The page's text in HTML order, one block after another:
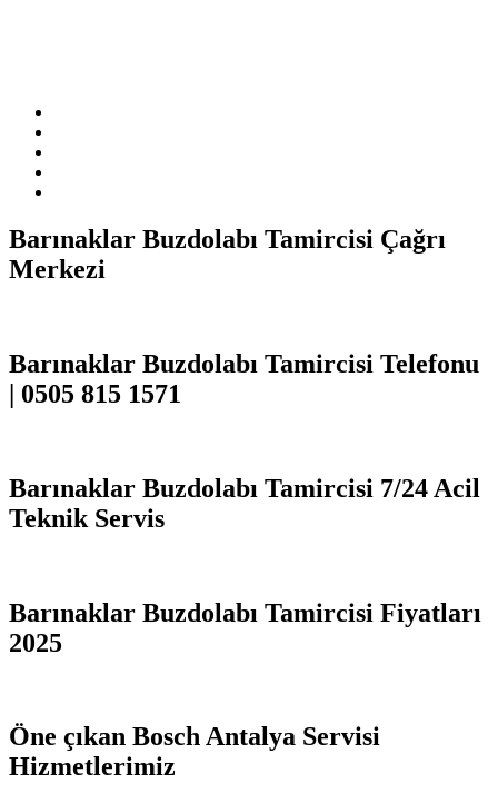
Barınaklar Buzdolabı Tamircisi Çağrı
Merkezi
Barınaklar Buzdolabı Tamircisi Telefonu
| 0505 815 1571
Barınaklar Buzdolabı Tamircisi 7/24 Acil
Teknik Servis
Barınaklar Buzdolabı Tamircisi Fiyatları
2025
Öne çıkan Bosch Antalya Servisi
Hizmetlerimiz